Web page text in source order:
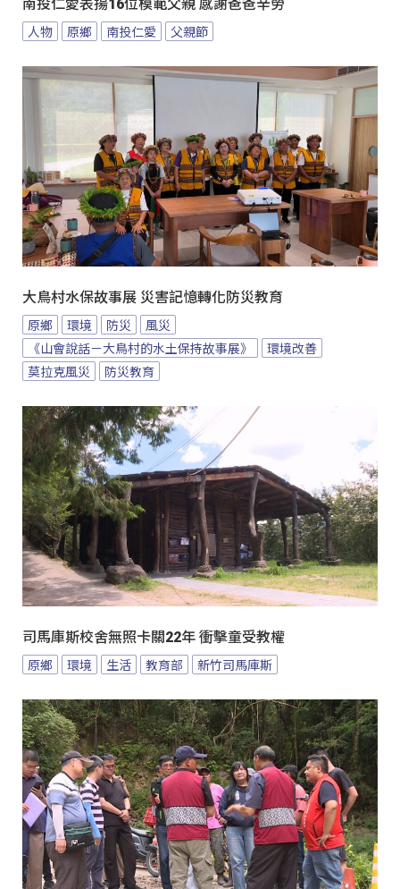
南投仁愛表揚16位模範父親 感謝爸爸辛勞
人物 原鄉 南投仁愛 父親節
大鳥村水保故事展 災害記憶轉化防災教育
原鄉 環境 防災
風災
《山會說話－大鳥村的水土保持故事展》
環境改善
莫拉克風災
防災教育
司馬庫斯校舍無照卡關22年 衝擊童受教權
原鄉 環境 生活 教育部 新竹司馬庫斯